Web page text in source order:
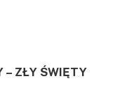
– ZŁY ŚWIĘTY